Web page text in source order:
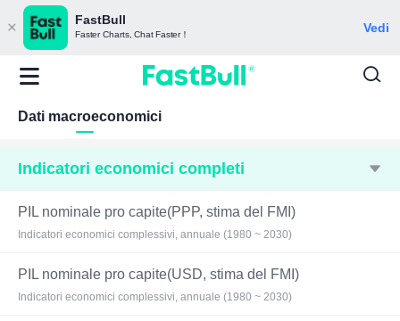
FastBull
Faster Charts, Chat Faster！ Vedi
Dati macroeconomici
Indicatori economici completi
PIL nominale pro capite(PPP, stima del FMI)
Indicatori economici complessivi, annuale (1980 ~ 2030)
PIL nominale pro capite(USD, stima del FMI)
Indicatori economici complessivi, annuale (1980 ~ 2030)